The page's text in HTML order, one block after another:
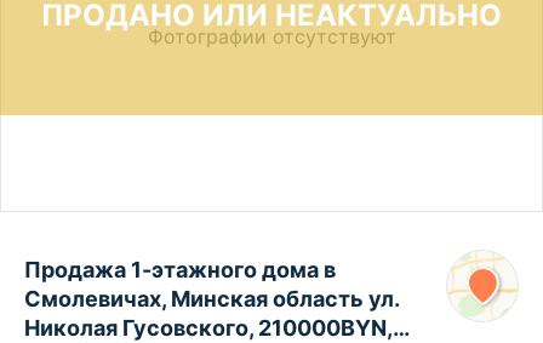
ПРОДАНО ИЛИ НЕАКТУАЛЬНО
Фотографии отсутствуют
Продажа 1-этажного дома в
Смолевичах, Минская область ул.
Николая Гусовского, 210000BYN,